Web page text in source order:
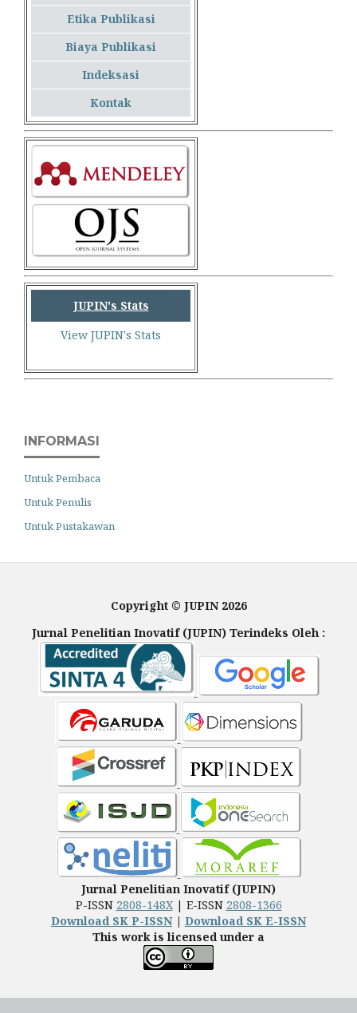
Etika Publikasi
Biaya Publikasi
Indeksasi
Kontak
JUPIN's Stats
View JUPIN's Stats
INFORMASI
Untuk Pembaca
Untuk Penulis
Untuk Pustakawan
Copyright © JUPIN 2026
Jurnal Penelitian Inovatif (JUPIN) Terindeks Oleh :
Jurnal Penelitian Inovatif (JUPIN)
P-ISSN 2808-148X| E-ISSN 2808-1366
Download SK P-ISSN| Download SK E-ISSN
This work is licensed under a